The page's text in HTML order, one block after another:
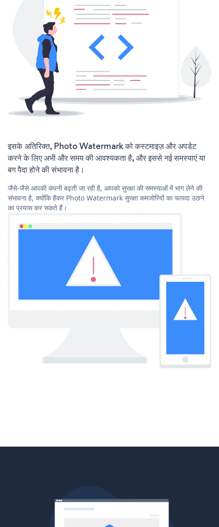
इसके अतिरिक्त, Photo Watermark को कस्टमाइज़ और अपडेट
करने के लिए अभी और समय की आवश्यकता है, और इससे नई समस्याएं या
बग पैदा होने की संभावना है।
जैसे-जैसे आपकी कंपनी बढ़ती जा रही है, आपको सुरक्षा की समस्याओं में भाग लेने की
संभावना है, क्योंकि हैकर Photo Watermark सुरक्षा कमजोरियों का फायदा उठाने
का प्रयास कर सकते हैं।